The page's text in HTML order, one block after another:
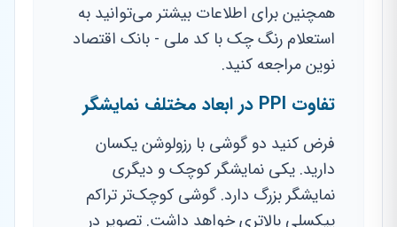
همچنین برای اطلاعات بیشتر می‌توانید به
استعلام رنگ چک با کد ملی - بانک اقتصاد
نوین مراجعه کنید.
تفاوت PPI در ابعاد مختلف نمایشگر
فرض کنید دو گوشی با رزولوشن یکسان
دارید. یکی نمایشگر کوچک و دیگری
نمایشگر بزرگ دارد. گوشی کوچک‌تر تراکم
پیکسلی بالاتری خواهد داشت. تصویر در